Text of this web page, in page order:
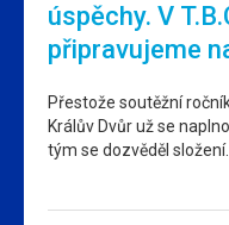
úspěchy. V
připravujeme
Přestože soutěžní
Králův Dvůr už se
tým se dozvěděl složení…